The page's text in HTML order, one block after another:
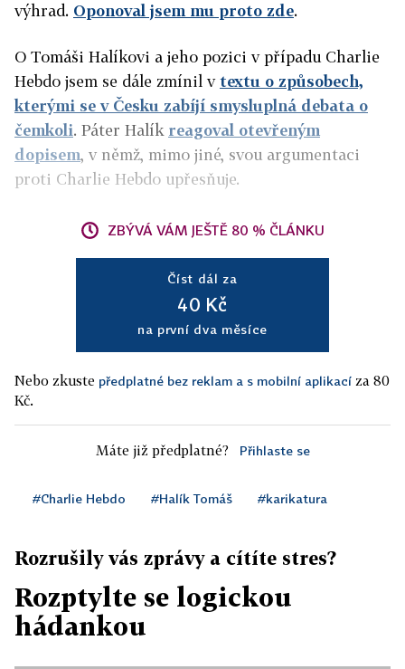
výhrad. Oponoval jsem mu proto zde.
O Tomáši Halíkovi a jeho pozici v případu Charlie
Hebdo jsem se dále zmínil vtextu o způsobech,
kterými se v Česku zabíjí smysluplná debata o
čemkoli. Páter Halík reagoval otevřeným
dopisem, v němž, mimo jiné, svou argumentaci
proti Charlie Hebdo upřesňuje.
ZBÝVÁ VÁM JEŠTĚ 80 % ČLÁNKU
Číst dál za
40 Kč
na první dva měsíce
Nebo zkuste předplatné bez reklam a s mobilní aplikací za 80
Kč.
Máte již předplatné? Přihlaste se
#Charlie Hebdo #Halík Tomáš #karikatura
Rozrušily vás zprávy a cítíte stres?
Rozptylte se logickou
hádankou